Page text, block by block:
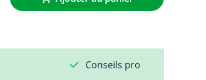
Conseils pro